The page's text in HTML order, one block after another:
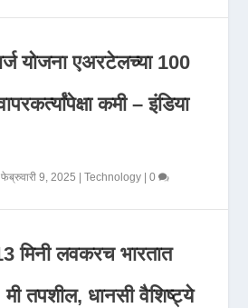
योजना एअरटेलच्या 100
कमी – इंडिया
फेब्रुवारी 9, 2025 |Technology |0
मिनी लवकरच भारतात
तपशील, धानसी वैशिष्ट्ये